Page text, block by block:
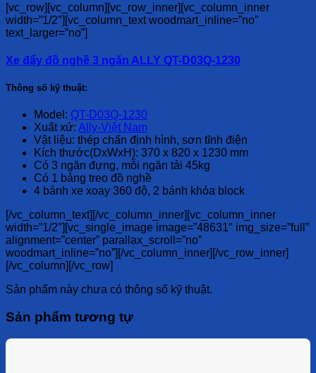
[vc_row][vc_column][vc_row_inner][vc_column_inner
width=”1/2″][vc_column_text woodmart_inline=”no”
text_larger=”no”]
Xe đẩy đồ nghề 3 ngăn ALLY QT-D03Q-1230
Thông số kỹ thuật:
Model: QT-D03Q-1230
Xuất xứ: Ally-Việt Nam
Vật liệu: thép chấn định hình, sơn tĩnh điện
Kích thước(DxWxH): 370 x 820 x 1230 mm
Có 3 ngăn đựng, mỗi ngăn tải 45kg
Có 1 bảng treo đồ nghề
4 bánh xe xoay 360 độ, 2 bánh khóa block
[/vc_column_text][/vc_column_inner][vc_column_inner
width=”1/2″][vc_single_image image=”48631″ img_size=”full”
alignment=”center” parallax_scroll=”no”
woodmart_inline=”no”][/vc_column_inner][/vc_row_inner]
[/vc_column][/vc_row]
Sản phẩm này chưa có thông số kỹ thuật.
Sản phẩm tương tự